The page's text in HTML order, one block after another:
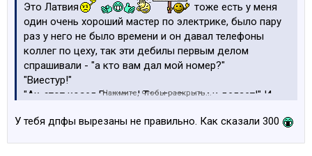
Это Латвия
тоже есть у меня
один очень хороший мастер по электрике, было пару
раз у него не было времени и он давал телефоны
коллег по цеху, так эти дебилы первым делом
спрашивали - "а кто вам дал мой номер?"
"Виестур!"
"Ах, этот козел Виестур! Так пусть вам и делает!" И
Нажмите, чтобы раскрыть...
У тебя дпфы вырезаны не правильно. Как сказали 300